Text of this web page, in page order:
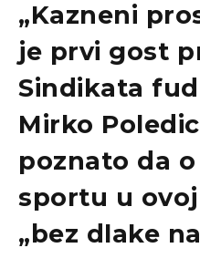
„Kazneni
je prvi gost
Sindikata
Mirko
poznato da
sportu u
„bez dlake